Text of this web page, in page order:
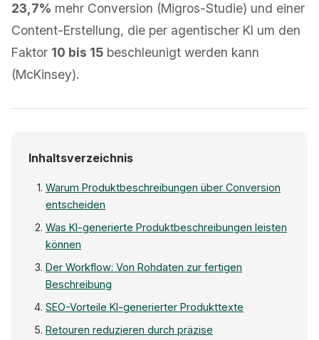
23,7% mehr Conversion (Migros-Studie) und einer
Content-Erstellung, die per agentischer KI um den
Faktor 10 bis 15 beschleunigt werden kann
(McKinsey).
Inhaltsverzeichnis
Warum Produktbeschreibungen über Conversion
entscheiden
Was KI-generierte Produktbeschreibungen leisten
können
Der Workflow: Von Rohdaten zur fertigen
Beschreibung
SEO-Vorteile KI-generierter Produkttexte
Retouren reduzieren durch präzise